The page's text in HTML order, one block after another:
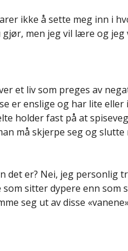
ikke å sette meg inn i
men jeg vil lære og jeg
et liv som preges av
er enslige og har lite
holder fast på at
må skjerpe seg og
det er? Nei, jeg personlig
sitter dypere enn som
seg ut av disse